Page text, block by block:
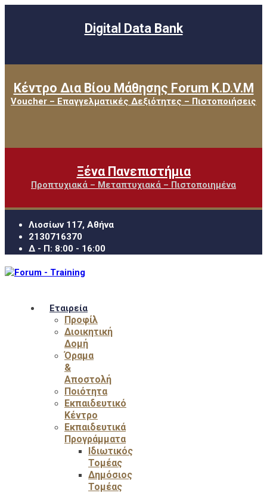
Digital Data Bank
Κέντρο Δια Βίου Μάθησης Forum K.D.V.M
Voucher – Επαγγελματικές Δεξιότητες – Πιστοποιήσεις
Ξένα Πανεπιστήμια
Προπτυχιακά – Μεταπτυχιακά – Πιστοποιημένα
Λιοσίων 117, Αθήνα
2130716370
Δ - Π: 8:00 - 16:00
Εταιρεία
Προφίλ
Διοικητική
Δομή
Όραμα
&
Αποστολή
Ποιότητα
Εκπαιδευτικό
Κέντρο
Εκπαιδευτικά
Προγράμματα
Ιδιωτικός
Τομέας
Δημόσιος
Τομέας